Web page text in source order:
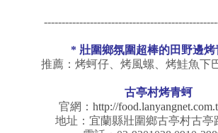
* 壯圍鄉氛圍超棒的田野邊烤
推薦：烤蚵仔、烤風螺、烤鮭魚下
古亭村烤青蚵
官網： http://
地址：宜蘭縣壯圍鄉古亭村古亭